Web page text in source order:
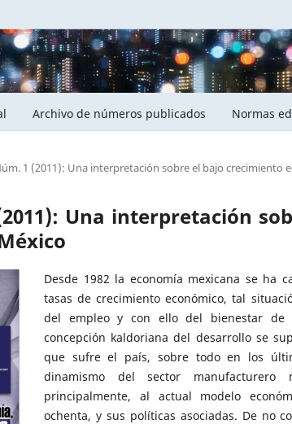
Archivo de números publicados Normas
1 (2011): Una interpretación sobre el bajo crecimiento
Una interpretación
Desde 1982 la economía mexicana se ha
tasas de crecimiento económico, tal
del empleo y con ello del bienestar de
concepción kaldoriana del desarrollo se
que sufre el país, sobre todo en los
dinamismo del sector
principalmente, al actual modelo
ochenta, y sus políticas asociadas. De no